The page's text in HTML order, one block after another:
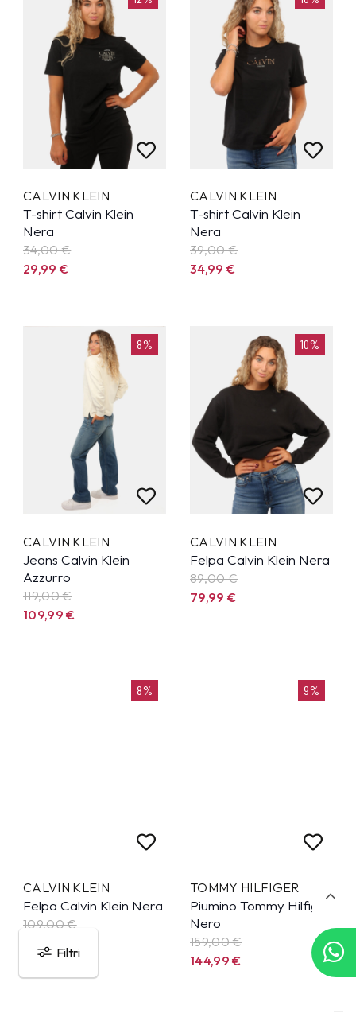
Filtri
CALVIN KLEIN
T-shirt Calvin Klein
Nera
34,00 €
29,99€
CALVIN KLEIN
T-shirt Calvin Klein
Nera
39,00 €
34,99€
8%
CALVIN KLEIN
Jeans Calvin Klein
Azzurro
119,00 €
109,99€
10%
CALVIN KLEIN
Felpa Calvin Klein Nera
89,00 €
79,99€
8%
CALVIN KLEIN
Felpa Calvin Klein Nera
109,00 €
99,99
9%
TOMMY HILFIGER
Piumino Tommy Hilfiger
Nero
159,00 €
144,99€